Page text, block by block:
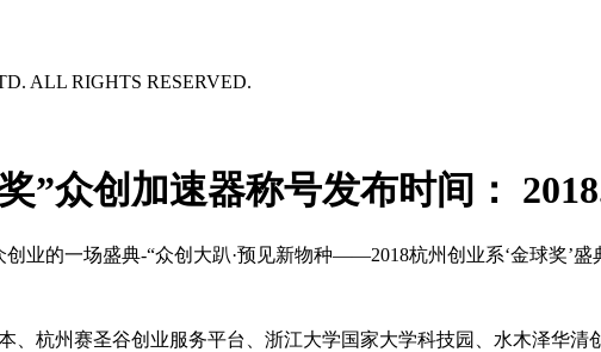
ALL RIGHTS RESERVED.
”众创加速器称号发布时间：
业的一场盛典-“众创大趴·预见新物种——2018杭州创业系‘金球奖’盛
、杭州赛圣谷创业服务平台、浙江大学国家大学科技园、水木泽华